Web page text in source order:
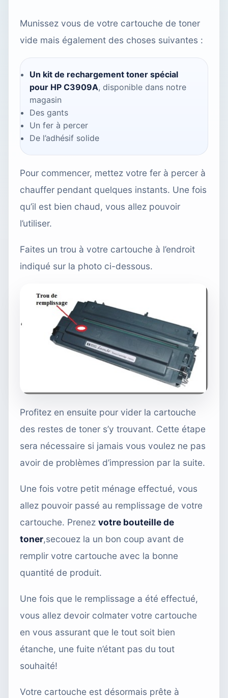
Munissez vous de votre cartouche de toner
vide mais également des choses suivantes :
Un kit de rechargement toner spécial
pour HP C3909A, disponible dans notre
magasin
Des gants
Un fer à percer
De l’adhésif solide
Pour commencer, mettez votre fer à percer à
chauffer pendant quelques instants. Une fois
qu’il est bien chaud, vous allez pouvoir
l’utiliser.
Faites un trou à votre cartouche à l’endroit
indiqué sur la photo ci-dessous.
Profitez en ensuite pour vider la cartouche
des restes de toner s’y trouvant. Cette étape
sera nécessaire si jamais vous voulez ne pas
avoir de problèmes d’impression par la suite.
Une fois votre petit ménage effectué, vous
allez pouvoir passé au remplissage de votre
cartouche. Prenez votre bouteille de
toner,secouez la un bon coup avant de
remplir votre cartouche avec la bonne
quantité de produit.
Une fois que le remplissage a été effectué,
vous allez devoir colmater votre cartouche
en vous assurant que le tout soit bien
étanche, une fuite n’étant pas du tout
souhaité!
Votre cartouche est désormais prête à